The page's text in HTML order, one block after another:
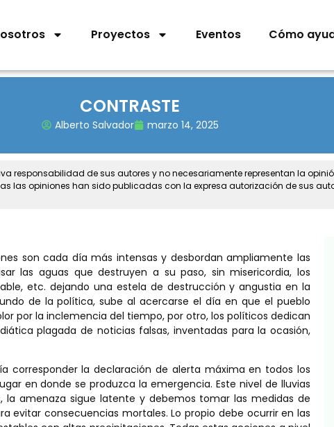
Proyectos Eventos Cómo
CONTRASTE
Alberto Salvador marzo 14, 2025
responsabilidad de sus autores y no necesariamente representan la
las opiniones han sido publicadas con la expresa autorización de sus
son cada día más intensas y desbordan ampliamente las
las aguas que destruyen a su paso, sin misericordia, los
etc. dejando una estela de destrucción y angustia en la
de la política, sube al acercarse el día en que el pueblo
por la inclemencia del tiempo, por otro, los políticos dedican
plagada de noticias falsas, inventadas para la ocasión,
corresponder la declaración de alerta máxima en todos los
en donde se produzca la emergencia. Este nivel de lluvias
la amenaza sigue latente y debemos tomar las medidas de
evitar consecuencias mortales. Lo propio debe ocurrir en las